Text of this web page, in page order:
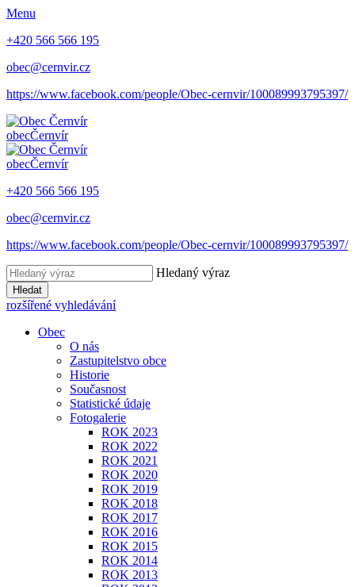
Menu
+420 566 566 195
obec@cernvir.cz
https://www.facebook.com/people/Obec-cernvir/100089993795397/
obecČernvír
obecČernvír
+420 566 566 195
obec@cernvir.cz
https://www.facebook.com/people/Obec-cernvir/100089993795397/
Hledaný výraz
Hledat
rozšířené vyhledávání
Obec
O nás
Zastupitelstvo obce
Historie
Současnost
Statistické údaje
Fotogalerie
ROK 2023
ROK 2022
ROK 2021
ROK 2020
ROK 2019
ROK 2018
ROK 2017
ROK 2016
ROK 2015
ROK 2014
ROK 2013